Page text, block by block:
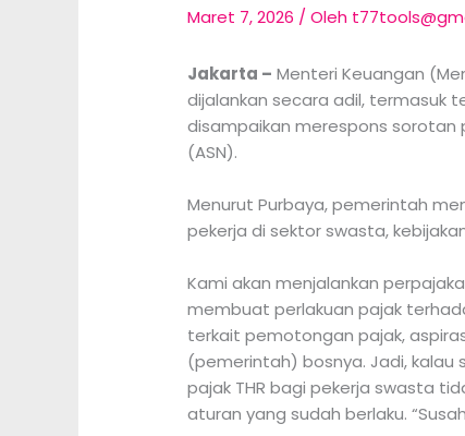
Maret 7, 2026 / Oleh
Jakarta – Menteri Keuangan
dijalankan secara adil, termasuk
disampaikan merespons sorotan
(ASN).
Menurut Purbaya, pemerintah
pekerja di sektor swasta,
Kami akan menjalankan
membuat perlakuan pajak
terkait pemotongan pajak,
(pemerintah) bosnya. Jadi, kalau
pajak THR bagi pekerja swasta
aturan yang sudah berlaku.